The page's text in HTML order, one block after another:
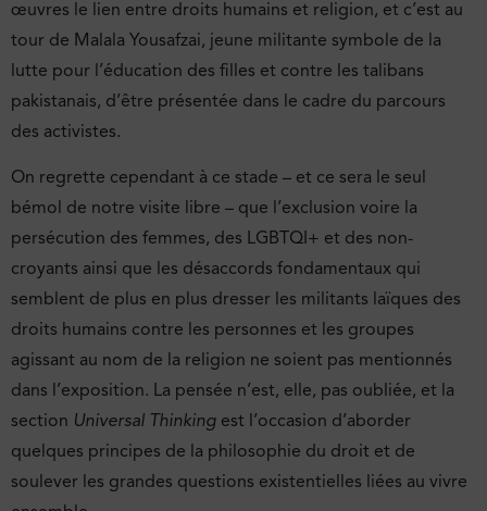
œuvres le lien entre droits humains et religion, et c’est au
tour de Malala Yousafzai, jeune militante symbole de la
lutte pour l’éducation des filles et contre les talibans
pakistanais, d’être présentée dans le cadre du parcours
des activistes.
On regrette cependant à ce stade – et ce sera le seul
bémol de notre visite libre – que l’exclusion voire la
persécution des femmes, des LGBTQI+ et des non-
croyants ainsi que les désaccords fondamentaux qui
semblent de plus en plus dresser les militants laïques des
droits humains contre les personnes et les groupes
agissant au nom de la religion ne soient pas mentionnés
dans l’exposition. La pensée n’est, elle, pas oubliée, et la
section Universal Thinking est l’occasion d’aborder
quelques principes de la philosophie du droit et de
soulever les grandes questions existentielles liées au vivre